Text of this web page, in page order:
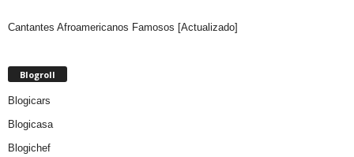
Cantantes Afroamericanos Famosos [Actualizado]
Blogroll
Blogicars
Blogicasa
Blogichef